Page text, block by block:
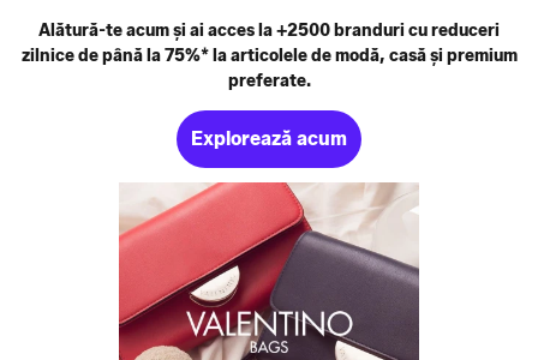
Alătură-te acum și ai acces la +2500 branduri cu reduceri
zilnice de până la 75%* la articolele de modă, casă și premium
preferate.
Explorează acum